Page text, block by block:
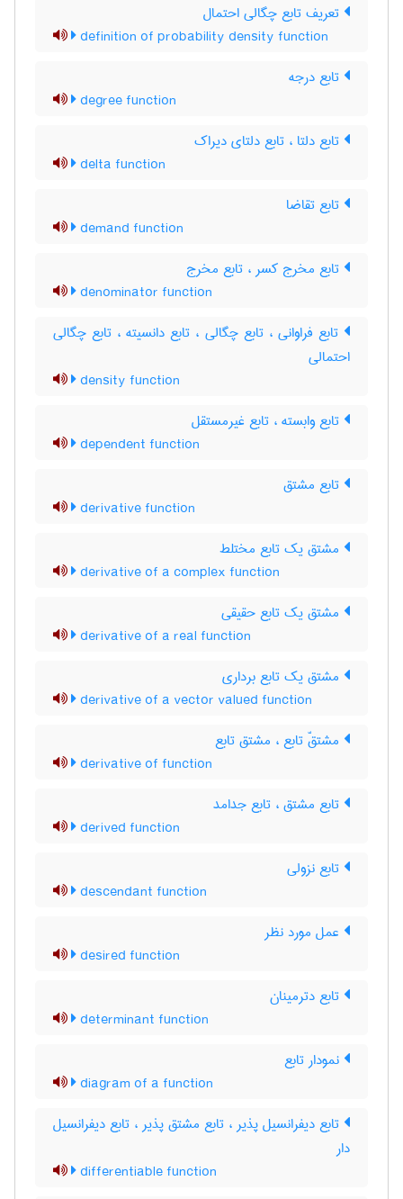
تعریف تابع چگالی احتمال
definition of probability density function
تابع درجه
degree function
تابع دلتا ، تابع دلتای دیراک
delta function
تابع تقاضا
demand function
تابع مخرج کسر ، تابع مخرج
denominator function
تابع فراوانی ، تابع چگالی ، تابع دانسیته ، تابع چگالی
احتمالی
density function
تابع وابسته ، تابع غیرمستقل
dependent function
تابع مشتق
derivative function
مشتق یک تابع مختلط
derivative of a complex function
مشتق یک تابع حقیقی
derivative of a real function
مشتق یک تابع برداری
derivative of a vector valued function
مشتقّ تابع ، مشتق تابع
derivative of function
تابع مشتق ، تابع جدامد
derived function
تابع نزولی
descendant function
عمل مورد نظر
desired function
تابع دترمینان
determinant function
نمودار تابع
diagram of a function
تابع دیفرانسیل پذیر ، تابع مشتق پذیر ، تابع دیفرانسیل
دار
differentiable function